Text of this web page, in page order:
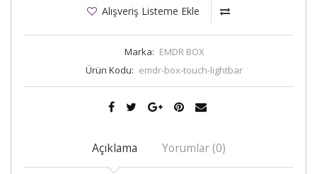
Alışveriş Listeme Ekle
Marka: EMDR BOX
Ürün Kodu: emdr-box-touch-lightbar
Açıklama Yorumlar (0)